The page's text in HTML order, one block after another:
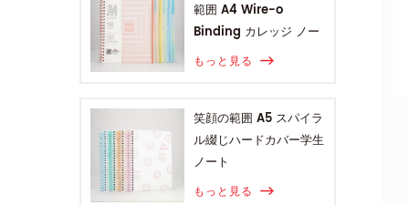
範囲 A4 Wire-o
Binding カレッジ ノー
ト
もっと見る
笑顔の範囲 A5 スパイラ
ル綴じハードカバー学生
ノート
もっと見る